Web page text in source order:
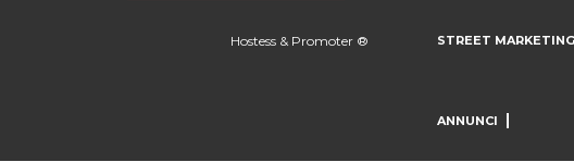
Hostess & Promoter ® STREET MARKETING
ANNUNCI